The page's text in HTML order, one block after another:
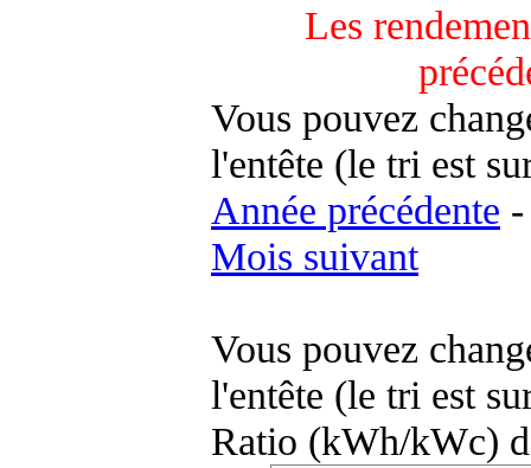
Les
Vous pouvez
l'entête (le tri est
Année précédente -
Mois suivant
Vous pouvez
l'entête (le tri est
Ratio (kWh/kWc)